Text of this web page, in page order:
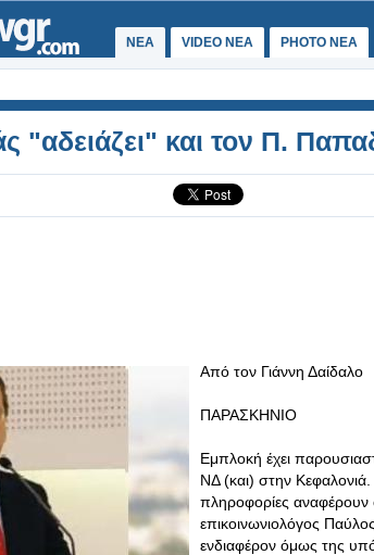
ΝΕΑ VIDEO NEA PHOTO NEA
"αδειάζει" και τον Π.
Από τον Γιάννη Δαίδαλο
ΠΑΡΑΣΚΗΝΙΟ
Εμπλοκή έχει
ΝΔ (και) στην Κεφαλονιά.
πληροφορίες αναφέρουν
επικοινωνιολόγος
ενδιαφέρον όμως της